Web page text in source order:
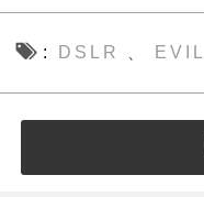
DSLR 、 EVIL